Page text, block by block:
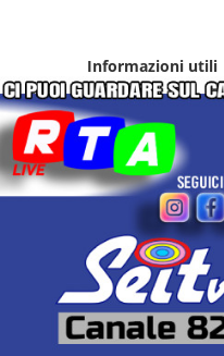
Informazioni utili